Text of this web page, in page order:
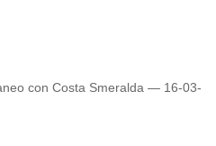
con Costa Smeralda — 16-03-